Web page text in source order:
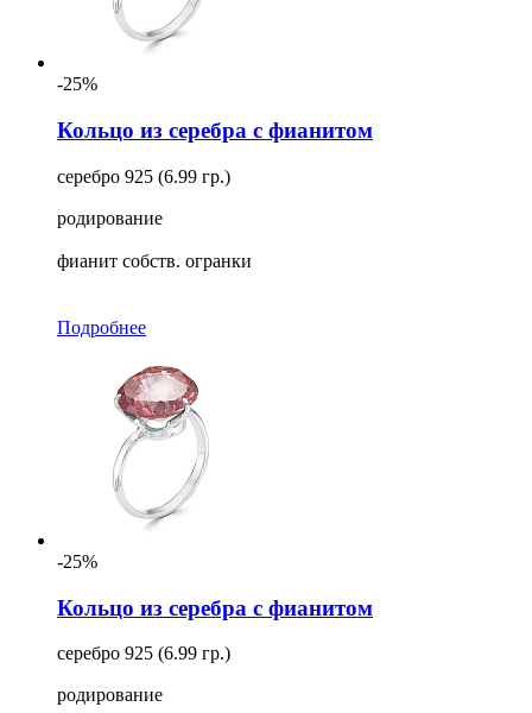
-25%
Кольцо из серебра с фианитом
серебро 925 (6.99 гр.)
родирование
фианит собств. огранки
Подробнее
-25%
Кольцо из серебра с фианитом
серебро 925 (6.99 гр.)
родирование